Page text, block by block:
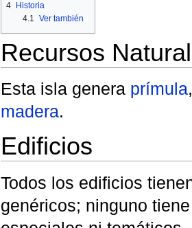
4
Historia
4.1 Ver también
Recursos
Esta isla genera prímula
madera.
Edificios
Todos los edificios
genéricos; ninguno